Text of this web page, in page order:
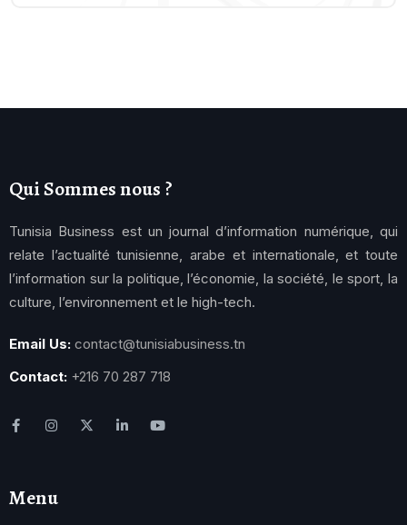
Qui Sommes nous ?
Tunisia Business est un journal d’information numérique, qui
relate l’actualité tunisienne, arabe et internationale, et toute
l’information sur la politique, l’économie, la société, le sport, la
culture, l’environnement et le high-tech.
Email Us: contact@tunisiabusiness.tn
Contact: +216 70 287 718
Menu